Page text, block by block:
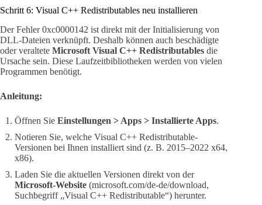
Schritt 6: Visual C++ Redistributables neu installieren
Der Fehler 0xc0000142 ist direkt mit der Initialisierung von
DLL-Dateien verknüpft. Deshalb können auch beschädigte
oder veraltete Microsoft Visual C++ Redistributables die
Ursache sein. Diese Laufzeitbibliotheken werden von vielen
Programmen benötigt.
Anleitung:
Öffnen Sie Einstellungen > Apps > Installierte Apps.
Notieren Sie, welche Visual C++ Redistributable-
Versionen bei Ihnen installiert sind (z. B. 2015–2022 x64,
x86).
Laden Sie die aktuellen Versionen direkt von der
Microsoft-Website (microsoft.com/de-de/download,
Suchbegriff „Visual C++ Redistributable“) herunter.